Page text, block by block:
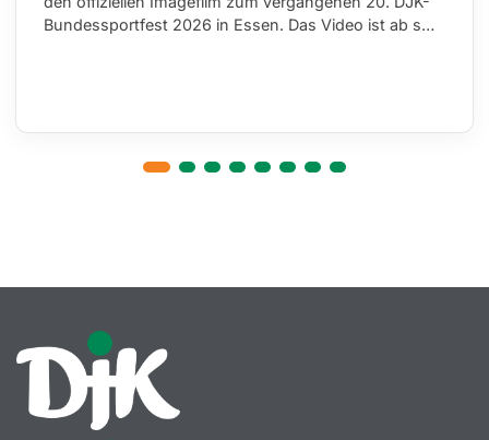
Bundessportfest 2026 in Essen. Das Video ist ab s…